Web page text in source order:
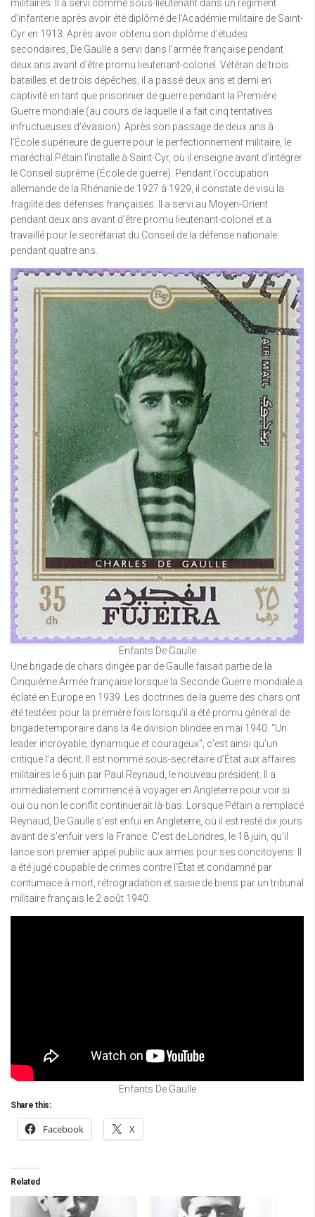
militaires. Il a servi comme sous-lieutenant dans un régiment
d’infanterie après avoir été diplômé de l’Académie militaire de Saint-
Cyr en 1913. Après avoir obtenu son diplôme d’études
secondaires, De Gaulle a servi dans l’armée française pendant
deux ans avant d’être promu lieutenant-colonel. Vétéran de trois
batailles et de trois dépêches, il a passé deux ans et demi en
captivité en tant que prisonnier de guerre pendant la Première
Guerre mondiale (au cours de laquelle il a fait cinq tentatives
infructueuses d’évasion). Après son passage de deux ans à
l’École supérieure de guerre pour le perfectionnement militaire, le
maréchal Pétain l’installe à Saint-Cyr, où il enseigne avant d’intégrer
le Conseil suprême (École de guerre). Pendant l’occupation
allemande de la Rhénanie de 1927 à 1929, il constate de visu la
fragilité des défenses françaises. Il a servi au Moyen-Orient
pendant deux ans avant d’être promu lieutenant-colonel et a
travaillé pour le secrétariat du Conseil de la défense nationale
pendant quatre ans.
Enfants De Gaulle
Une brigade de chars dirigée par de Gaulle faisait partie de la
Cinquième Armée française lorsque la Seconde Guerre mondiale a
éclaté en Europe en 1939. Les doctrines de la guerre des chars ont
été testées pour la première fois lorsqu’il a été promu général de
brigade temporaire dans la 4e division blindée en mai 1940. “Un
leader incroyable, dynamique et courageux”, c’est ainsi qu’un
critique l’a décrit. Il est nommé sous-secrétaire d’État aux affaires
militaires le 6 juin par Paul Reynaud, le nouveau président. Il a
immédiatement commencé à voyager en Angleterre pour voir si
oui ou non le conflit continuerait là-bas. Lorsque Pétain a remplacé
Reynaud, De Gaulle s’est enfui en Angleterre, où il est resté dix jours
avant de s’enfuir vers la France. C’est de Londres, le 18 juin, qu’il
lance son premier appel public aux armes pour ses concitoyens. Il
a été jugé coupable de crimes contre l’État et condamné par
contumace à mort, rétrogradation et saisie de biens par un tribunal
militaire français le 2 août 1940.
Enfants De Gaulle
Share this:
Facebook X
Related